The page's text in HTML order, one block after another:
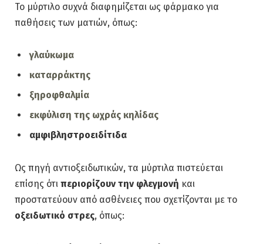
Το μύρτιλο συχνά διαφημίζεται ως φάρμακο για
παθήσεις των ματιών, όπως:
γλαύκωμα
καταρράκτης
ξηροφθαλμία
εκφύλιση της ωχράς κηλίδας
αμφιβληστροειδίτιδα
Ως πηγή αντιοξειδωτικών, τα μύρτιλα πιστεύεται
επίσης ότι περιορίζουν την φλεγμονή και
προστατεύουν από ασθένειες που σχετίζονται με το
οξειδωτικό στρες, όπως: